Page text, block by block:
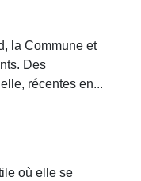
la Commune et
Des
récentes en...
où elle se